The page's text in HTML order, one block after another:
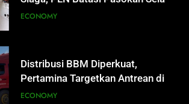
SPBU Sampit Segera Terurai
ECONOMY
Ketua dan Empat Komisioner KPU
Kotim Resmi Jadi Tersangka
Dugaan Korupsi Dana Hibah
HUKUM DAN KRIMINAL